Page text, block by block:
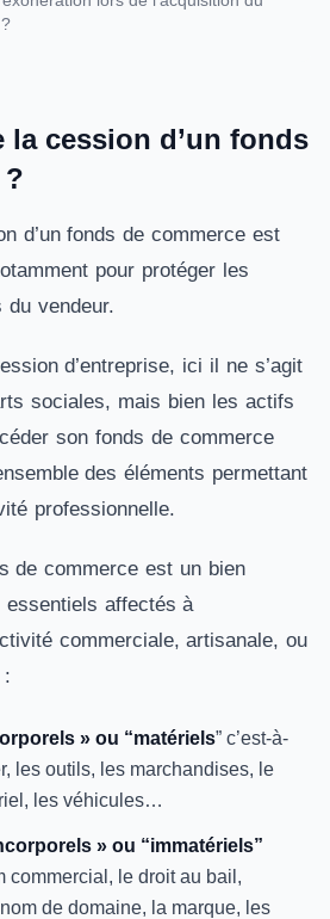
la cession d’un fonds
?
d’un fonds de commerce est
pour protéger les
du vendeur.
d’entreprise, ici il ne s’agit
sociales, mais bien les actifs
son fonds de commerce
des éléments permettant
professionnelle.
de commerce est un bien
essentiels affectés à
commerciale, artisanale, ou
:
» ou “matériels” c’est-à-
les outils, les marchandises, le
les véhicules…
» ou “immatériels”
commercial, le droit au bail,
nom de domaine, la marque, les